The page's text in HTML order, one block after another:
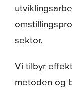
Publikasjoner
Om oss
sektor.
Vi tilbyr
metoden og